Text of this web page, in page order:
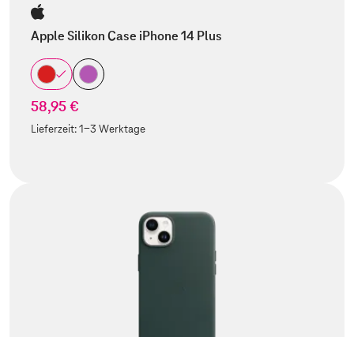
Apple Silikon Case iPhone 14 Plus
58,95 €
Lieferzeit:1-3 Werktage